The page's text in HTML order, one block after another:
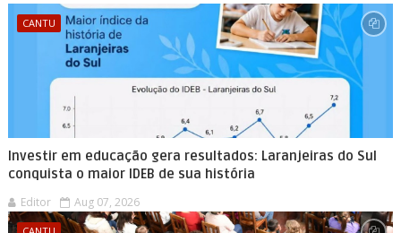
CANTU
Investir em educação gera resultados: Laranjeiras do Sul
conquista o maior IDEB de sua história
Editor Aug 07, 2026